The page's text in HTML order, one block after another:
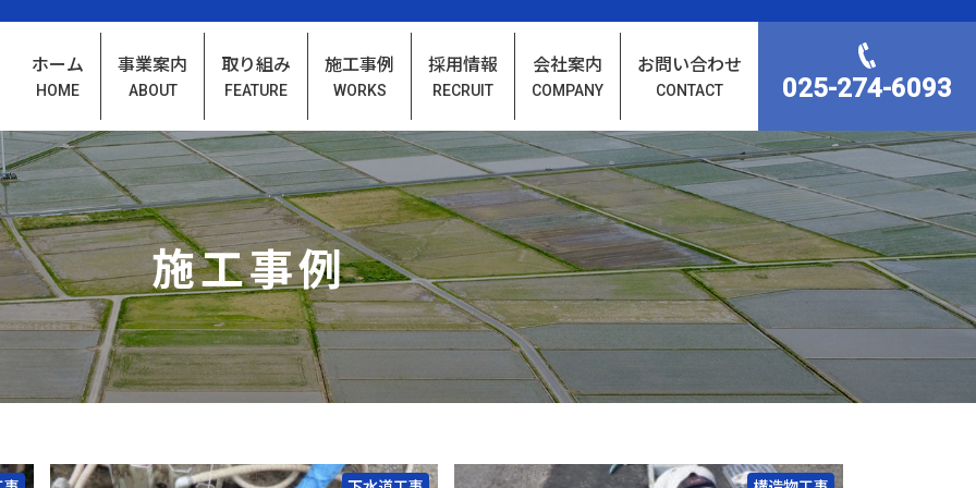
ホーム
HOME
事業案内
ABOUT
取り組み
FEATURE
施工事例
WORKS
採用情報
RECRUIT
会社案内
COMPANY
お問い合わせ
CONTACT 025-274-6093
施工事例